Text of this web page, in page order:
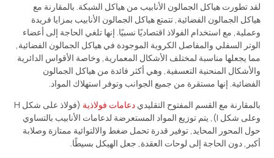
لقد تطورت هياكل الجمالون الأنابيب من هياكل الشبكة. بالمقارنة مع
هياكل الجمالون الفضائية, تتمتع هياكل الجمالون الأنابيب بمزايا فريدة
وعملية, مع استخدام الفولاذ اقتصاديًا نسبيًا. إنها تلغي الحاجة إلى أعضاء
الوتر السفلي والمفاصل الكروية الموجودة في هياكل الجمالون الفضائية,
مما يجعلها مناسبة لمختلف الأشكال المعمارية, وخاصة الأقواس الدائرية
والأشكال المنحنية التعسفية, وهي أكثر فائدة من هياكل الجمالون
الفضائية. إنها مستقرة من جميع الجوانب وتوفر استهلاك المواد.
بالمقارنة مع القسم المفتوح التقليديدعامات فولاذية
(فولاذ على شكل H
وعلى شكل I), يتم توزيع المواد المستعرضة لدعامات الأنابيب بالتساوي
حول المحور المحايد, توفير قدرة تحمل ضغط والالتوائية ممتازة وصلابة
أكبر, دون الحاجة إلى لوحات العقدة, جعل الهيكل بسيطًا.